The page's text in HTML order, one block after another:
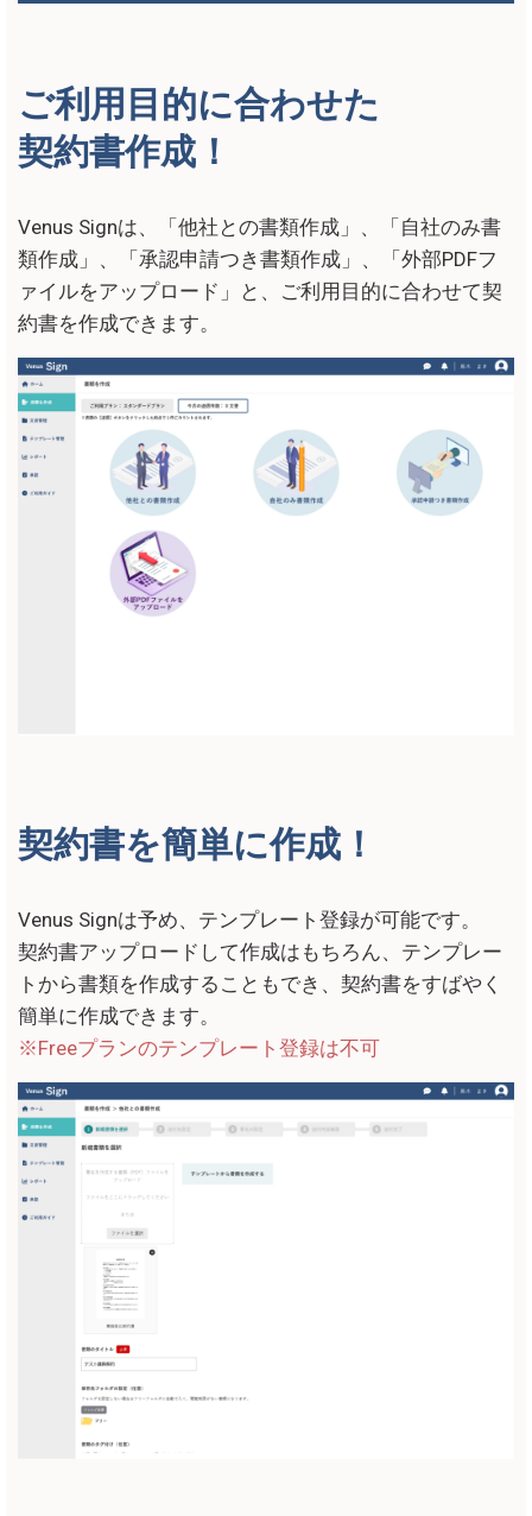
ご利用目的に合わせた
契約書作成！
Venus Signは、「他社との書類作成」、「自社のみ書
類作成」、「承認申請つき書類作成」、「外部PDFフ
ァイルをアップロード」と、ご利用目的に合わせて契
約書を作成できます。
契約書を簡単に作成！
Venus Signは予め、テンプレート登録が可能です。
契約書アップロードして作成はもちろん、テンプレー
トから書類を作成することもでき、契約書をすばやく
簡単に作成できます。
※Freeプランのテンプレート登録は不可